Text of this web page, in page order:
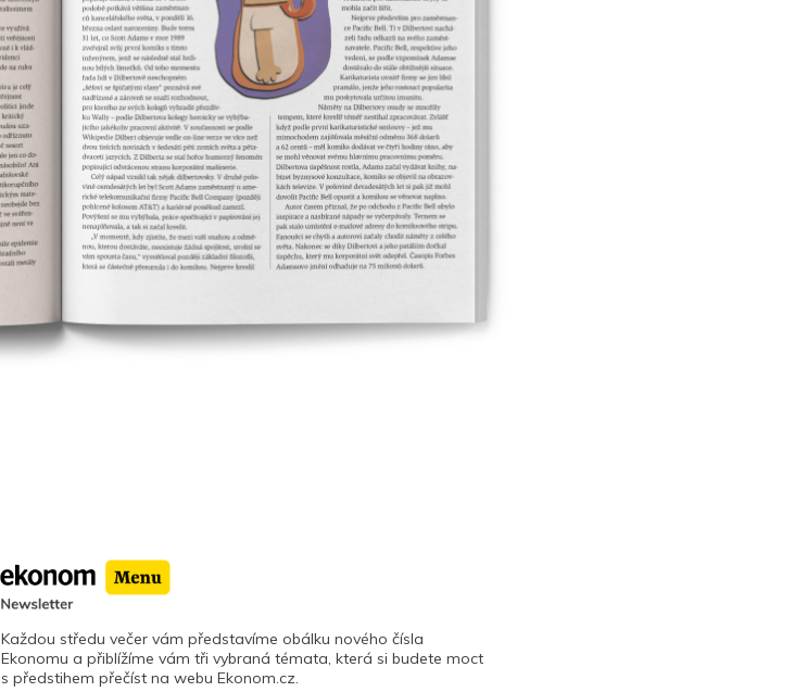
Každou středu večer vám představíme obálku nového čísla
Ekonomu a přiblížíme vám tři vybraná témata, která si budete moct
s předstihem přečíst na webu Ekonom.cz.